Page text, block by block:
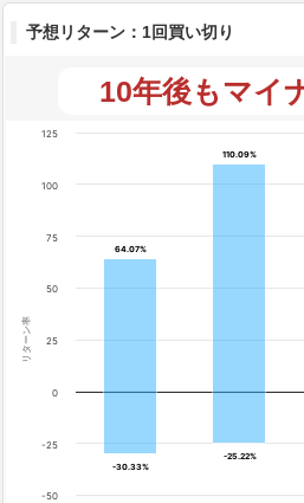
予想リターン：1回買い切り
10年後もマイ
リターン率
64.07%
64.07%
110.09%
110.09%
-30.33%
-30.33%
-25.22%
-25.22%
-50
-25
0
25
50
75
100
125